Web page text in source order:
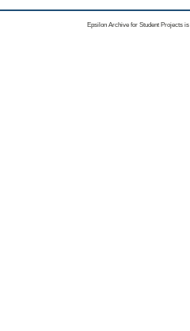
Epsilon Archive for Student Projects is